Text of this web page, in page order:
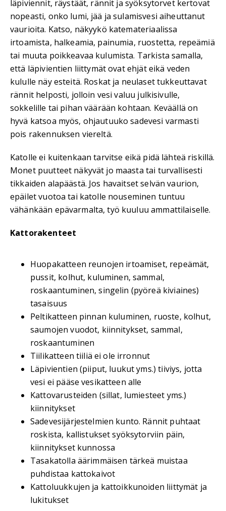
läpiviennit, räystäät, rännit ja syöksytorvet kertovat
nopeasti, onko lumi, jää ja sulamisvesi aiheuttanut
vaurioita. Katso, näkyykö katemateriaalissa
irtoamista, halkeamia, painumia, ruostetta, repeämiä
tai muuta poikkeavaa kulumista. Tarkista samalla,
että läpivientien liittymät ovat ehjät eikä veden
kululle näy esteitä. Roskat ja neulaset tukkeuttavat
rännit helposti, jolloin vesi valuu julkisivulle,
sokkelille tai pihan väärään kohtaan. Keväällä on
hyvä katsoa myös, ohjautuuko sadevesi varmasti
pois rakennuksen viereltä.
Katolle ei kuitenkaan tarvitse eikä pidä lähteä riskillä.
Monet puutteet näkyvät jo maasta tai turvallisesti
tikkaiden alapäästä. Jos havaitset selvän vaurion,
epäilet vuotoa tai katolle nouseminen tuntuu
vähänkään epävarmalta, työ kuuluu ammattilaiselle.
Kattorakenteet
Huopakatteen reunojen irtoamiset, repeämät,
pussit, kolhut, kuluminen, sammal,
roskaantuminen, singelin (pyöreä kiviaines)
tasaisuus
Peltikatteen pinnan kuluminen, ruoste, kolhut,
saumojen vuodot, kiinnitykset, sammal,
roskaantuminen
Tiilikatteen tiiliä ei ole irronnut
Läpivientien (piiput, luukut yms.) tiiviys, jotta
vesi ei pääse vesikatteen alle
Kattovarusteiden (sillat, lumiesteet yms.)
kiinnitykset
Sadevesijärjestelmien kunto. Rännit puhtaat
roskista, kallistukset syöksytorviin päin,
kiinnitykset kunnossa
Tasakatolla äärimmäisen tärkeä muistaa
puhdistaa kattokaivot
Kattoluukkujen ja kattoikkunoiden liittymät ja
lukitukset